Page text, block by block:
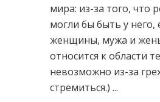
мира: из-за того, что
могли бы быть у
женщины, мужа и
относится к области
невозможно из-за
стремиться.) ...